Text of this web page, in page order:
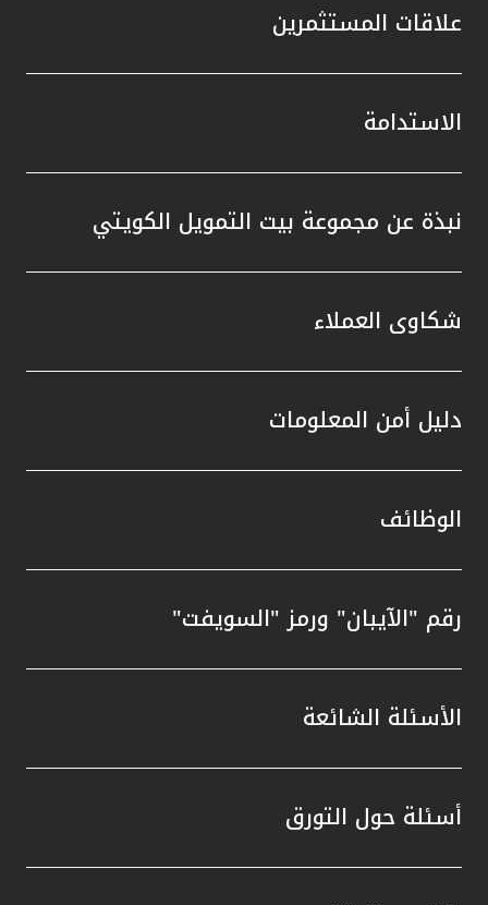
علاقات المستثمرين
الاستدامة
نبذة عن مجموعة بيت التمويل الكويتي
شكاوى العملاء
دليل أمن المعلومات
الوظائف
رقم "الآيبان" ورمز "السويفت"
الأسئلة الشائعة
أسئلة حول التورق